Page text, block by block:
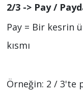
2/3 -> Pay /
Pay = Bir kesrin
kısmı
Örneğin: 2 / 3'te